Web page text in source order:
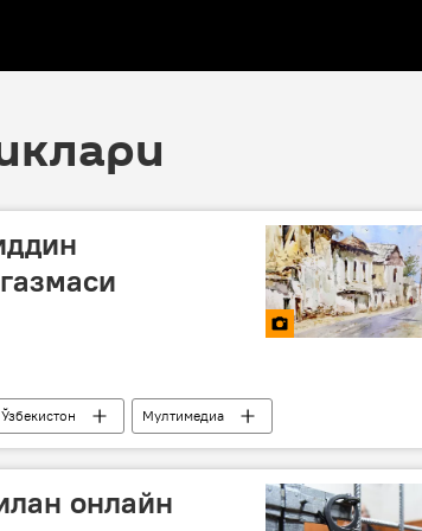
Ўзбекистон
Мултимедиа
онлайн